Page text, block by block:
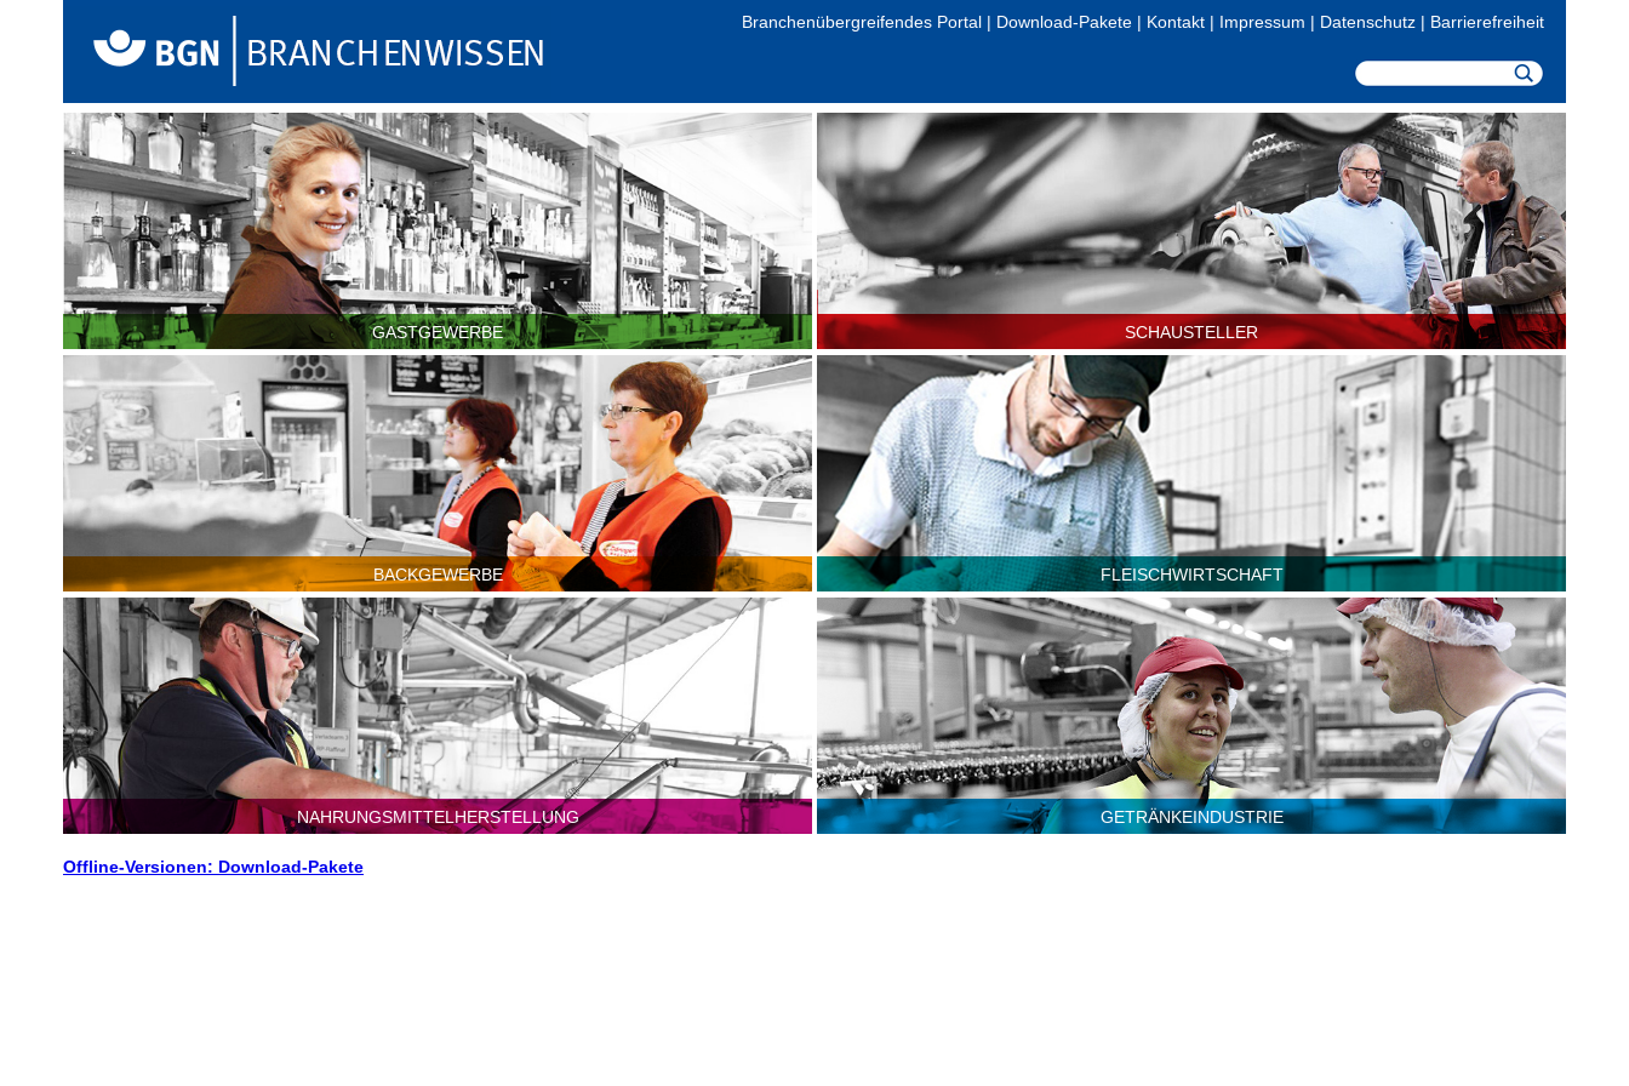
Branchenübergreifendes Portal | Download-Pakete | Kontakt | Impressum | Datenschutz | Barrierefreiheit
GASTGEWERBE
Bitte wählen Sie aus
Kleinbetriebe mittlere & Großbetriebe
Corona-Konzepte:
Beispiele guter Praxis
SCHAUSTELLER
BACKGEWERBE
Bitte wählen Sie aus
Kleinbetriebe mittlere & Großbetriebe
Corona-Konzepte:
Beispiele guter Praxis
FLEISCHWIRTSCHAFT
Bitte wählen Sie aus
Kleinbetriebe mittlere & Großbetriebe
NAHRUNGSMITTELHERSTELLUNG GETRÄNKEINDUSTRIE
Offline-Versionen: Download-Pakete